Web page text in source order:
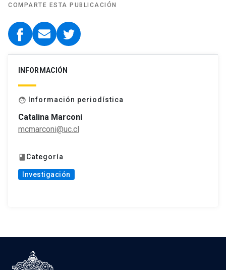
COMPARTE ESTA PUBLICACIÓN
INFORMACIÓN
face Información periodística
Catalina Marconi
mcmarconi@uc.cl
book Categoría
Investigación